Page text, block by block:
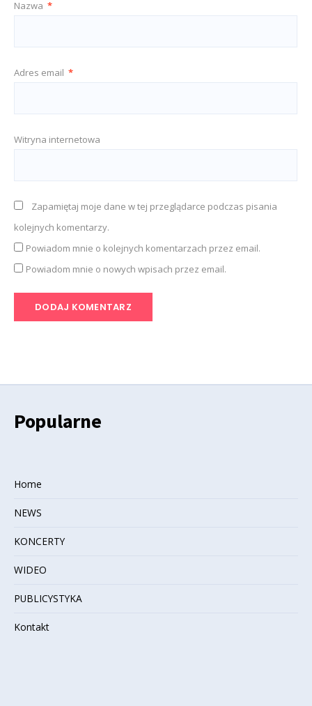
Nazwa *
Adres email *
Witryna internetowa
Zapamiętaj moje dane w tej przeglądarce podczas pisania
kolejnych komentarzy.
Powiadom mnie o kolejnych komentarzach przez email.
Powiadom mnie o nowych wpisach przez email.
Popularne
Home
NEWS
KONCERTY
WIDEO
PUBLICYSTYKA
Kontakt